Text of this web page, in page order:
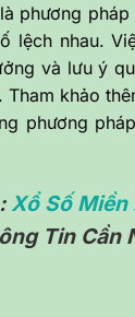
là phương
lệch nhau.
và lưu ý
Tham khảo
phương
Xổ Số Miền
Tin Cần